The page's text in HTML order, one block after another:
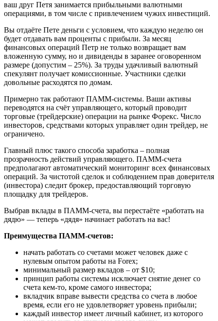
ваш друг Петя занимается прибыльными валютными
операциями, в том числе с привлечением чужих инвестиций.
Вы отдаёте Пете деньги с условием, что каждую неделю он
будет отдавать вам проценты с прибыли. За месяц
финансовых операций Петр не только возвращает вам
вложенную сумму, но и дивиденды в заранее оговоренном
размере (допустим – 25%). За труды удачливый валютный
спекулянт получает комиссионные. Участники сделки
довольные расходятся по домам.
Примерно так работают ПАММ-системы. Ваши активы
переводятся на счёт управляющего, который проводит
торговые (трейдерские) операции на рынке Форекс. Число
инвесторов, средствами которых управляет один трейдер, не
ограничено.
Главный плюс такого способа заработка – полная
прозрачность действий управляющего. ПАММ-счета
предполагают автоматический мониторинг всех финансовых
операций. За чистотой сделок и соблюдением прав доверителя
(инвестора) следит брокер, предоставляющий торговую
площадку для трейдеров.
Выбрав вклады в ПАММ-счета, вы перестаёте «работать на
дядю» — теперь «дядя» начинает работать на вас!
Преимущества ПАММ-счетов:
начать работать со счетами может человек даже с
нулевым опытом работы на Forex;
минимальный размер вкладов – от $10;
принцип работы системы исключает снятие денег со
счета кем-то, кроме самого инвестора;
вкладчик вправе вывести средства со счета в любое
время, если его не удовлетворяет уровень прибыли;
каждый инвестор имеет личный кабинет, из которого